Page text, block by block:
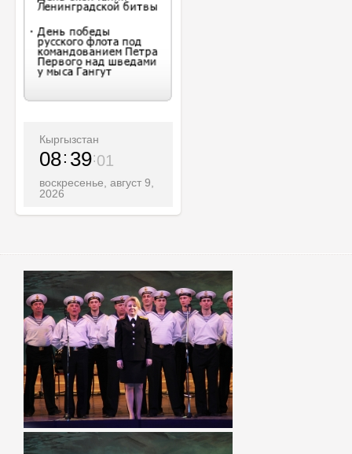
Кыргызстан
08 39 03
воскресенье, август 9,
2026